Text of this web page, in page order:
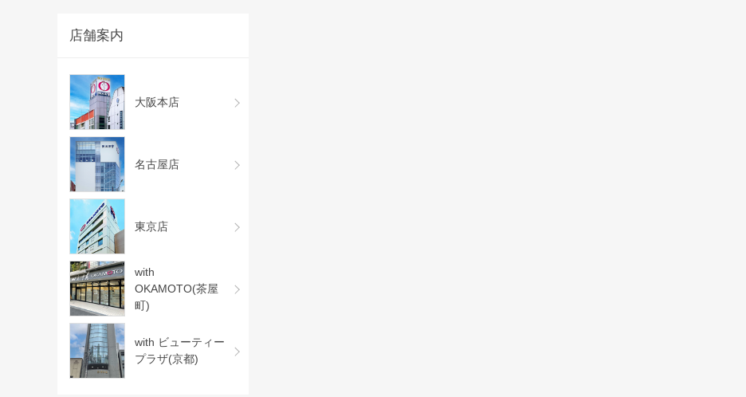
店舗案内
大阪本店
名古屋店
東京店
with
OKAMOTO(茶屋
町)
with ビューティー
プラザ(京都)